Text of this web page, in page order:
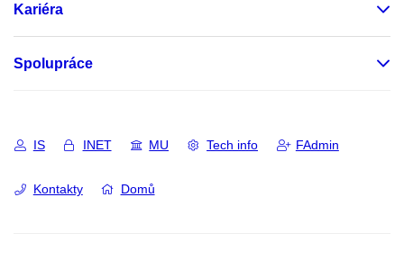
Kariéra
Spolupráce
IS INET MU Tech info FAdmin
Kontakty Domů